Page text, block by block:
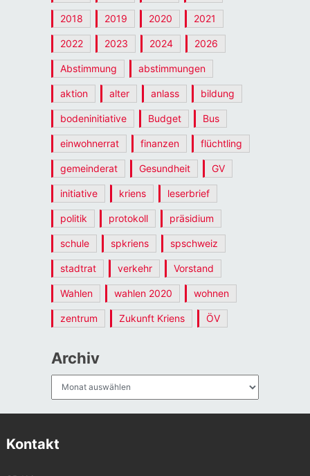
2018 2019 2020 2021
2022 2023 2024 2026
Abstimmung abstimmungen
aktion alter anlass bildung
bodeninitiative Budget Bus
einwohnerrat finanzen flüchtling
gemeinderat Gesundheit GV
initiative kriens leserbrief
politik protokoll präsidium
schule spkriens spschweiz
stadtrat verkehr Vorstand
Wahlen wahlen 2020 wohnen
zentrum Zukunft Kriens ÖV
Archiv
Kontakt